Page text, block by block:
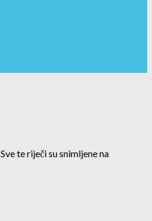
te riječi su snimljene na